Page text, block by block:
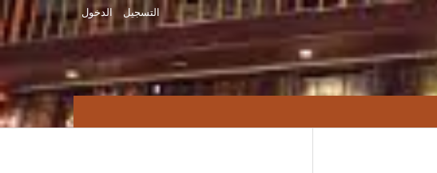
التسجيل الدخول